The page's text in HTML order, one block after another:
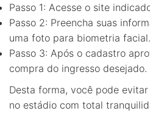
Passo 1: Acesse o site
Passo 2: Preencha suas
uma foto para biometria facial.
Passo 3: Após o cadastro
compra do ingresso desejado.
Desta forma, você pode
no estádio com total